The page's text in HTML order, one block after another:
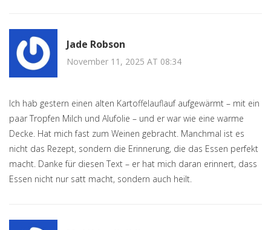
Jade Robson
November 11, 2025 AT 08:34
Ich hab gestern einen alten Kartoffelauflauf aufgewärmt – mit ein
paar Tropfen Milch und Alufolie – und er war wie eine warme
Decke. Hat mich fast zum Weinen gebracht. Manchmal ist es
nicht das Rezept, sondern die Erinnerung, die das Essen perfekt
macht. Danke für diesen Text – er hat mich daran erinnert, dass
Essen nicht nur satt macht, sondern auch heilt.